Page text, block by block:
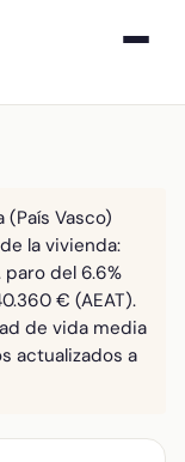
Vasco)
la vivienda:
paro del 6.6%
€ (AEAT).
de vida media
actualizados a